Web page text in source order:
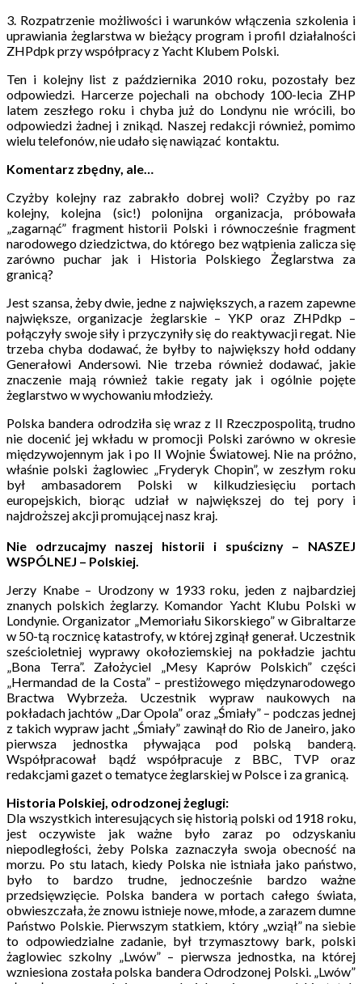
3. Rozpatrzenie możliwości i warunków włączenia szkolenia i
uprawiania żeglarstwa w bieżący program i profil działalności
ZHPdpk przy współpracy z Yacht Klubem Polski.
Ten i kolejny list z października 2010 roku, pozostały bez
odpowiedzi. Harcerze pojechali na obchody 100-lecia ZHP
latem zeszłego roku i chyba już do Londynu nie wrócili, bo
odpowiedzi żadnej i znikąd. Naszej redakcji również, pomimo
wielu telefonów, nie udało się nawiązać kontaktu.
Komentarz zbędny, ale…
Czyżby kolejny raz zabrakło dobrej woli? Czyżby po raz
kolejny, kolejna (sic!) polonijna organizacja, próbowała
„zagarnąć” fragment historii Polski i równocześnie fragment
narodowego dziedzictwa, do którego bez wątpienia zalicza się
zarówno puchar jak i Historia Polskiego Żeglarstwa za
granicą?
Jest szansa, żeby dwie, jedne z największych, a razem zapewne
największe, organizacje żeglarskie – YKP oraz ZHPdkp –
połączyły swoje siły i przyczyniły się do reaktywacji regat. Nie
trzeba chyba dodawać, że byłby to największy hołd oddany
Generałowi Andersowi. Nie trzeba również dodawać, jakie
znaczenie mają również takie regaty jak i ogólnie pojęte
żeglarstwo w wychowaniu młodzieży.
Polska bandera odrodziła się wraz z II Rzeczpospolitą, trudno
nie docenić jej wkładu w promocji Polski zarówno w okresie
międzywojennym jak i po II Wojnie Światowej. Nie na próżno,
właśnie polski żaglowiec „Fryderyk Chopin”, w zeszłym roku
był ambasadorem Polski w kilkudziesięciu portach
europejskich, biorąc udział w największej do tej pory i
najdroższej akcji promującej nasz kraj.
Nie odrzucajmy naszej historii i spuścizny – NASZEJ
WSPÓLNEJ – Polskiej.
Jerzy Knabe – Urodzony w 1933 roku, jeden z najbardziej
znanych polskich żeglarzy. Komandor Yacht Klubu Polski w
Londynie. Organizator „Memoriału Sikorskiego” w Gibraltarze
w 50-tą rocznicę katastrofy, w której zginął generał. Uczestnik
sześcioletniej wyprawy okołoziemskiej na pokładzie jachtu
„Bona Terra”. Założyciel „Mesy Kaprów Polskich” części
„Hermandad de la Costa” – prestiżowego międzynarodowego
Bractwa Wybrzeża. Uczestnik wypraw naukowych na
pokładach jachtów „Dar Opola” oraz „Śmiały” – podczas jednej
z takich wypraw jacht „Śmiały” zawinął do Rio de Janeiro, jako
pierwsza jednostka pływająca pod polską banderą.
Współpracował bądź współpracuje z BBC, TVP oraz
redakcjami gazet o tematyce żeglarskiej w Polsce i za granicą.
Historia Polskiej, odrodzonej żeglugi:
Dla wszystkich interesujących się historią polski od 1918 roku,
jest oczywiste jak ważne było zaraz po odzyskaniu
niepodległości, żeby Polska zaznaczyła swoja obecność na
morzu. Po stu latach, kiedy Polska nie istniała jako państwo,
było to bardzo trudne, jednocześnie bardzo ważne
przedsięwzięcie. Polska bandera w portach całego świata,
obwieszczała, że znowu istnieje nowe, młode, a zarazem dumne
Państwo Polskie. Pierwszym statkiem, który „wziął” na siebie
to odpowiedzialne zadanie, był trzymasztowy bark, polski
żaglowiec szkolny „Lwów” – pierwsza jednostka, na której
wzniesiona została polska bandera Odrodzonej Polski. „Lwów”